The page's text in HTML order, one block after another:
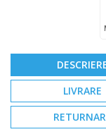
LIVRARE